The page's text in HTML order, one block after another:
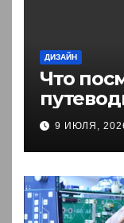
ДИЗАЙН
Что
9 ИЮЛЯ,